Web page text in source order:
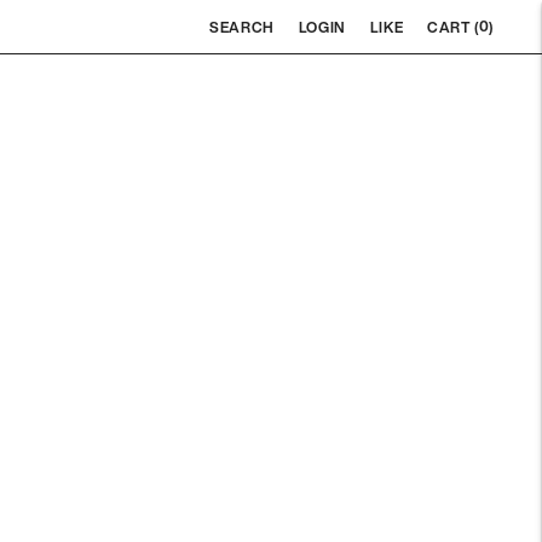
SEARCH LOGIN LIKE CART (0)